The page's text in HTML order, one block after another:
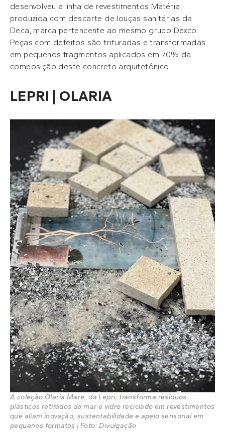
desenvolveu a linha de revestimentos Matéria,
produzida com descarte de louças sanitárias da
Deca, marca pertencente ao mesmo grupo Dexco.
Peças com defeitos são trituradas e transformadas
em pequenos fragmentos aplicados em 70% da
composição deste concreto arquitetônico.
LEPRI | OLARIA
A coleção Olaria Mare, da Lepri, transforma resíduos
plásticos retirados do mar e vidro reciclado em revestimentos
que aliam inovação, sustentabilidade e apelo sensorial em
pequenos formatos | Foto: Divulgação